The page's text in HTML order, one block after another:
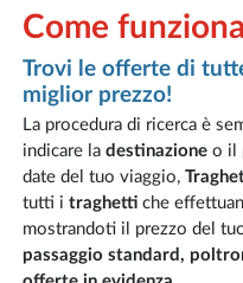
Come
Trovi le offerte di
miglior prezzo!
La procedura di ricerca è
indicare la destinazioneo il
date del tuo viaggio,
tutti i traghettiche
mostrandoti il prezzo del
passaggio standard,